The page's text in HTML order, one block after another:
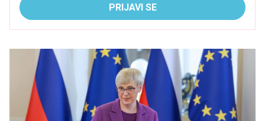
PRIJAVI SE